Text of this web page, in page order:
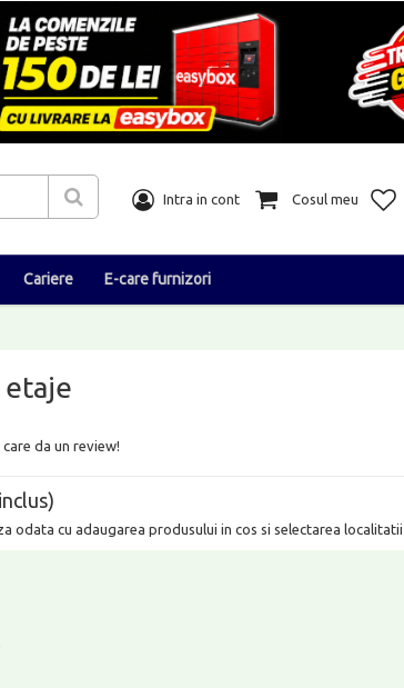
Intra in cont Cosul meu
Cariere E-care furnizori
etaje
da un review!
odata cu adaugarea produsului in cos si selectarea localitatii